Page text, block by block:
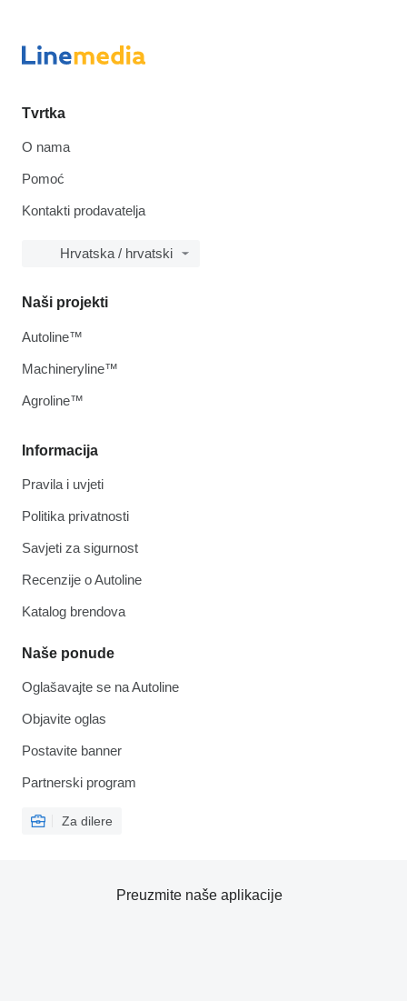
Tvrtka
O nama
Pomoć
Kontakti prodavatelja
Hrvatska / hrvatski
Informacija
Pravila i uvjeti
Politika privatnosti
Savjeti za sigurnost
Recenzije o Autoline
Katalog brendova
Naše ponude
Oglašavajte se na Autoline
Objavite oglas
Postavite banner
Partnerski program
Za dilere
Naši projekti
Autoline™
Machineryline™
Agroline™
Preuzmite naše aplikacije